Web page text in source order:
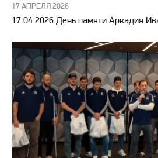
17 АПРЕЛЯ 2026
17.04.2026 День памяти Аркадия